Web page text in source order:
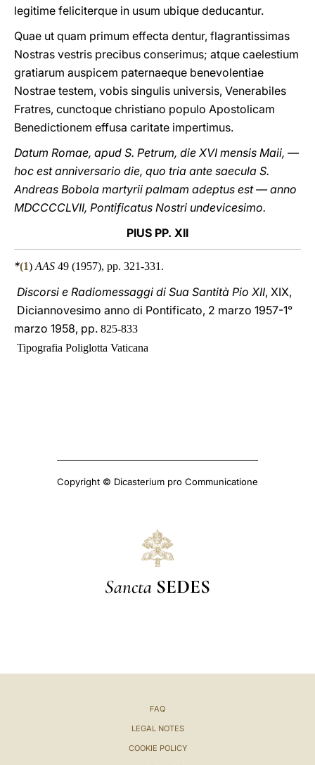
legitime feliciterque in usum ubique deducantur.
Quae ut quam primum effecta dentur, flagrantissimas
Nostras vestris precibus conserimus; atque caelestium
gratiarum auspicem paternaeque benevolentiae
Nostrae testem, vobis singulis universis, Venerabiles
Fratres, cunctoque christiano populo Apostolicam
Benedictionem effusa caritate impertimus.
Datum Romae, apud S. Petrum, die XVI mensis Maii, —
hoc est anniversario die, quo tria ante saecula S.
Andreas Bobola martyrii palmam adeptus est — anno
MDCCCCLVII, Pontificatus Nostri undevicesimo.
PIUS PP. XII
*(1) AAS 49 (1957), pp. 321-331.
Discorsi e Radiomessaggi di Sua Santità Pio XII, XIX,
Diciannovesimo anno di Pontificato, 2 marzo 1957-1°
marzo 1958, pp. 825-833
Tipografia Poliglotta Vaticana
Copyright © Dicasterium pro Communicatione
Sancta SEDES
FAQ
LEGAL NOTES
COOKIE POLICY